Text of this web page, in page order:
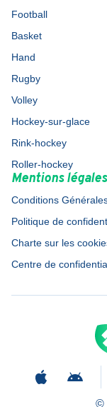
Football
Basket
Hand
Rugby
Volley
Hockey-sur-glace
Rink-hockey
Roller-hockey
Mentions légales
Conditions
Politique de
Charte sur les
Centre de
©